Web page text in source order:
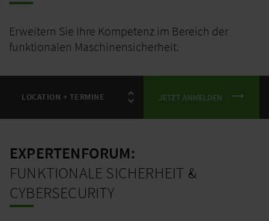
Erweitern Sie Ihre Kompetenz im Bereich der
funktionalen Maschinensicherheit.
JETZT ANMELDEN
EXPERTENFORUM:
FUNKTIONALE SICHERHEIT &
CYBERSECURITY